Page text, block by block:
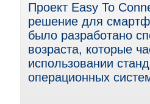
Проект Easy To
решение для
было разработано
возраста, которые
использовании
операционных